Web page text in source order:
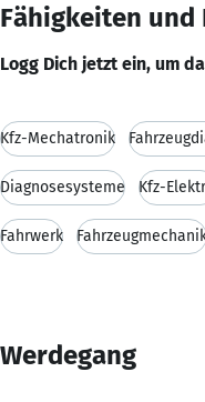
Fähigkeiten und
Logg Dich jetzt ein, um
Kfz-Mechatronik
Diagnosesysteme Kfz-
Fahrwerk
Werdegang